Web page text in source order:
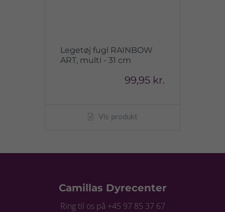
Legetøj fugl RAINBOW
ART, multi - 31 cm
99,95 kr.
Vis produkt
Camillas Dyrecenter
Ring til os på +45 97 85 37 67